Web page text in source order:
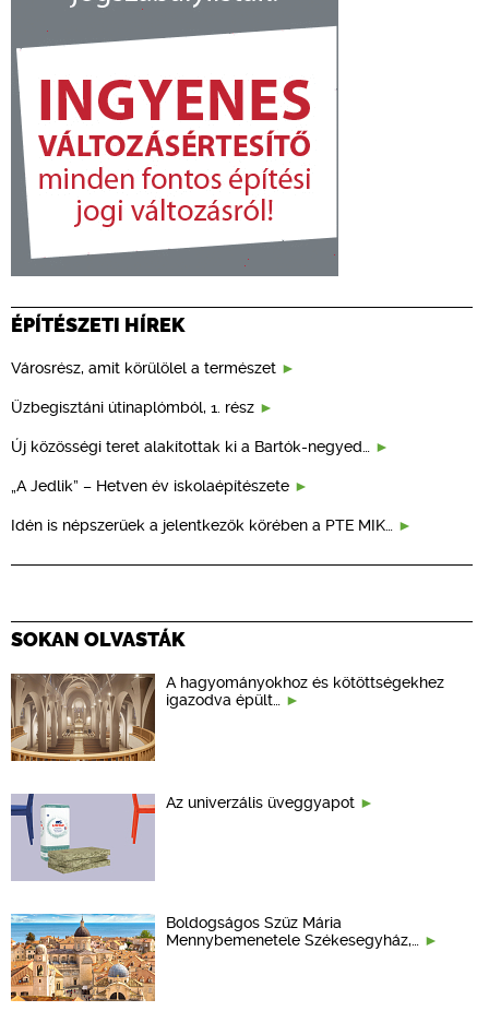
ÉPÍTÉSZETI HÍREK
Városrész, amit körülölel a természet
Üzbegisztáni útinaplómból, 1. rész
Új közösségi teret alakítottak ki a Bartók-negyed…
„A Jedlik” – Hetven év iskolaépítészete
Idén is népszerűek a jelentkezők körében a PTE MIK…
SOKAN OLVASTÁK
A hagyományokhoz és kötöttségekhez
igazodva épült…
Az univerzális üveggyapot
Boldogságos Szűz Mária
Mennybemenetele Székesegyház,…